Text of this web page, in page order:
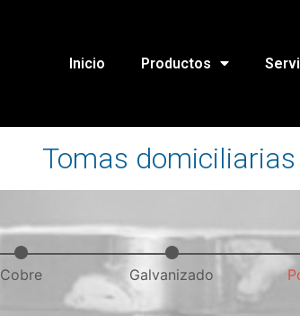
Inicio Productos
Tomas domiciliarias
Cobre Galvanizado